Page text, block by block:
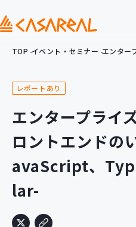
会社情報
サービス
クラウド導入支援
システム構築支援
定型コース
TOP イベント・セミナー エンター
レポートあり
エンタープライ
ロントエンドの
avaScript、
lar-